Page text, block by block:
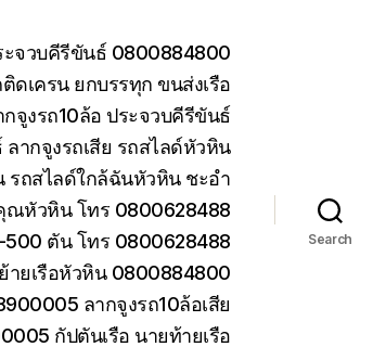
จวบคีรีขันธ์ 0800884800
ดเครน ยกบรรทุก ขนส่งเรือ
จูงรถ10ล้อ ประจวบคีรีขันธ์
ากจูงรถเสีย รถสไลด์หัวหิน
รถสไลด์ใกล้ฉันหัวหิน ชะอำ
ณหัวหิน โทร 0800628488
500 ตัน โทร 0800628488
ายเรือหัวหิน 0800884800
ลากจูงรถ10ล้อเสีย
กัปตันเรือ นายท้ายเรือ
Search